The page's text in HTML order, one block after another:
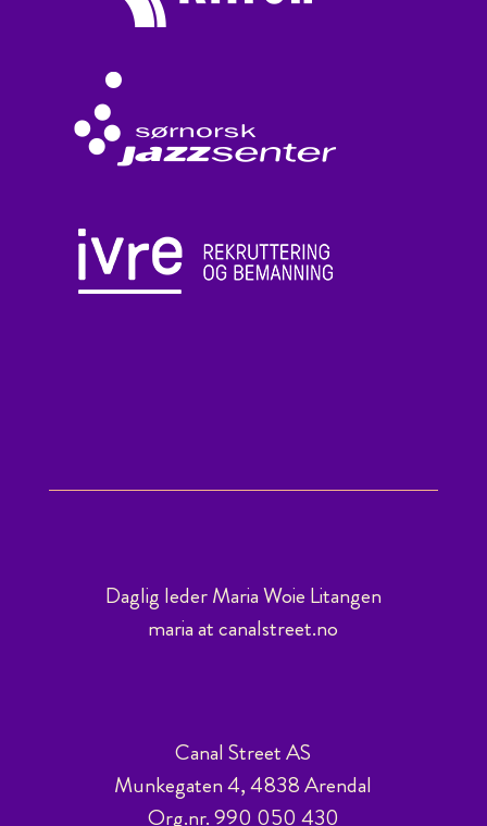
Daglig leder Maria Woie Litangen
maria at canalstreet.no
Canal Street AS
Munkegaten 4, 4838 Arendal
Org.nr. 990 050 430